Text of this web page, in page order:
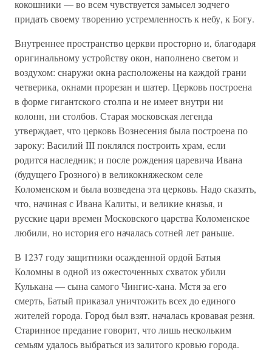
кокошники — во всем чувствуется замысел зодчего
придать своему творению устремленность к небу, к Богу.
Внутреннее пространство церкви просторно и, благодаря
оригинальному устройству окон, наполнено светом и
воздухом: снаружи окна расположены на каждой грани
четверика, окнами прорезан и шатер. Церковь построена
в форме гигантского столпа и не имеет внутри ни
колонн, ни столбов. Старая московская легенда
утверждает, что церковь Вознесения была построена по
зароку: Василий III поклялся построить храм, если
родится наследник; и после рождения царевича Ивана
(будущего Грозного) в великокняжеском селе
Коломенском и была возведена эта церковь. Надо сказать,
что, начиная с Ивана Калиты, и великие князья, и
русские цари времен Московского царства Коломенское
любили, но история его началась сотней лет раньше.
В 1237 году защитники осажденной ордой Батыя
Коломны в одной из ожесточенных схваток убили
Кулькана — сына самого Чингис-хана. Мстя за его
смерть, Батый приказал уничтожить всех до единого
жителей города. Город был взят, началась кровавая резня.
Старинное предание говорит, что лишь нескольким
семьям удалось выбраться из залитого кровью города.